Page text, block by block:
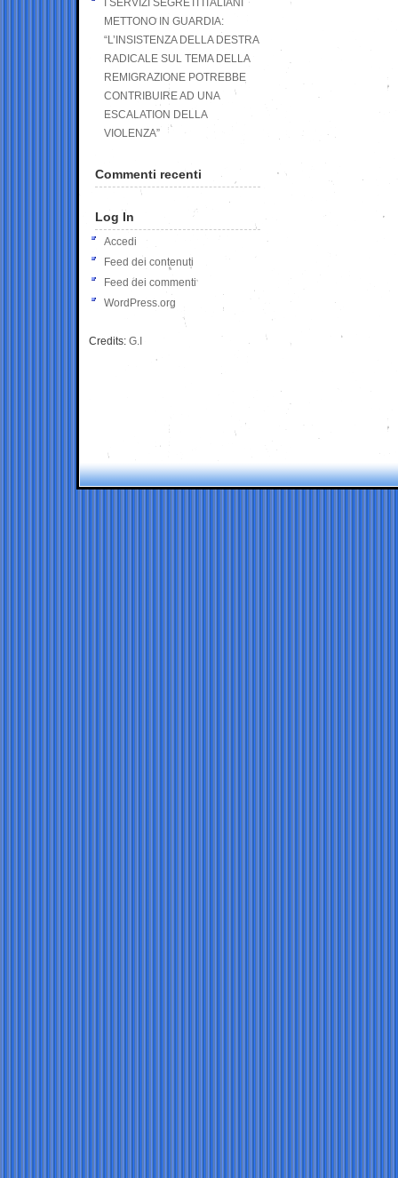
I SERVIZI SEGRETI ITALIANI
METTONO IN GUARDIA:
“L’INSISTENZA DELLA DESTRA
RADICALE SUL TEMA DELLA
REMIGRAZIONE POTREBBE
CONTRIBUIRE AD UNA
ESCALATION DELLA
VIOLENZA”
Commenti recenti
Log In
Accedi
Feed dei contenuti
Feed dei commenti
WordPress.org
Credits: G.I